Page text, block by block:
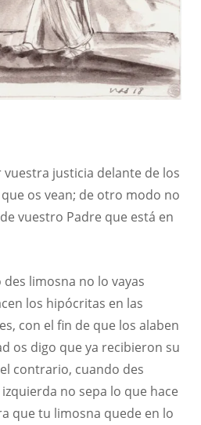
vuestra justicia delante de los
os vean; de otro modo no
vuestro Padre que está en
limosna no lo vayas
los hipócritas en las
con el fin de que los alaben
os digo que ya recibieron su
contrario, cuando des
no sepa lo que hace
que tu limosna quede en lo